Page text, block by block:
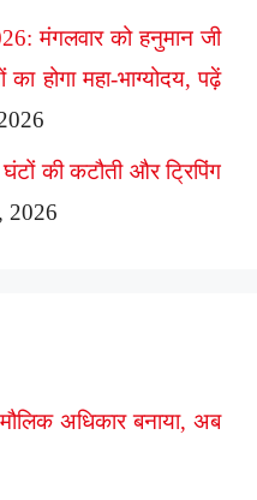
मंगलवार को हनुमान जी
होगा महा-भाग्योदय, पढ़ें
की कटौती और ट्रिपिंग
2026
अधिकार बनाया, अब